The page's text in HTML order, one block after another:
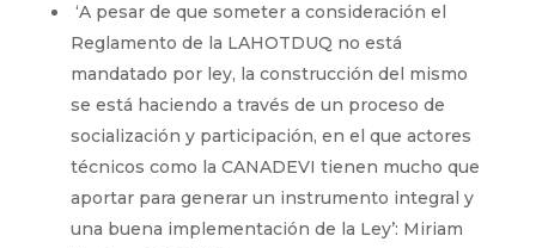
‘A pesar de que someter a consideración el
Reglamento de la LAHOTDUQ no está
mandatado por ley, la construcción del mismo
se está haciendo a través de un proceso de
socialización y participación, en el que actores
técnicos como la CANADEVI tienen mucho que
aportar para generar un instrumento integral y
una buena implementación de la Ley’: Miriam